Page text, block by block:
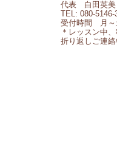
代表 白田英美
TEL: 080-5146-
受付時間 月～
＊レッスン中
折り返しご連